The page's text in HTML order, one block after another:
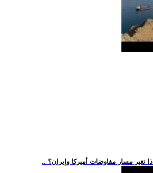
تغير مسار مفاوضات أميركا وإيران؟